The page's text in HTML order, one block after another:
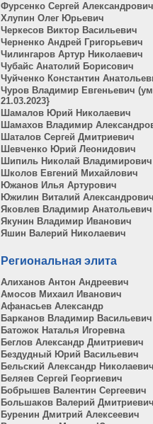
Фурсенко Сергей Александрович
Хлупин Олег Юрьевич
Черкесов Виктор Васильевич
Черненко Андрей Григорьевич
Чилингаров Артур Николаевич
Чубайс Анатолий Борисович
Чуйченко Константин
Чуров Владимир Евгеньевич
21.03.2023}
Шамалов Юрий Николаевич
Шамахов Владимир
Шаталов Сергей Дмитриевич
Шевченко Юрий Леонидович
Шипиль Николай Владимирович
Школов Евгений Михайлович
Южанов Илья Артурович
Южилин Виталий Александрович
Яковлев Владимир Анатольевич
Якунин Владимир Иванович
Яшин Валерий Николаевич
Региональная элита
Алиханов Антон Андреевич
Амосов Михаил Иванович
Афанасьев Александр
Барканов Владимир Васильевич
Батожок Наталья Игоревна
Беглов Александр Дмитриевич
Бездудный Юрий Васильевич
Бельский Александр Николаевич
Беляев Сергей Георгиевич
Бобрышев Валентин Сергеевич
Большаков Валерий Дмитриевич
Буренин Дмитрий Алексеевич